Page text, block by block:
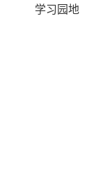
学习园地